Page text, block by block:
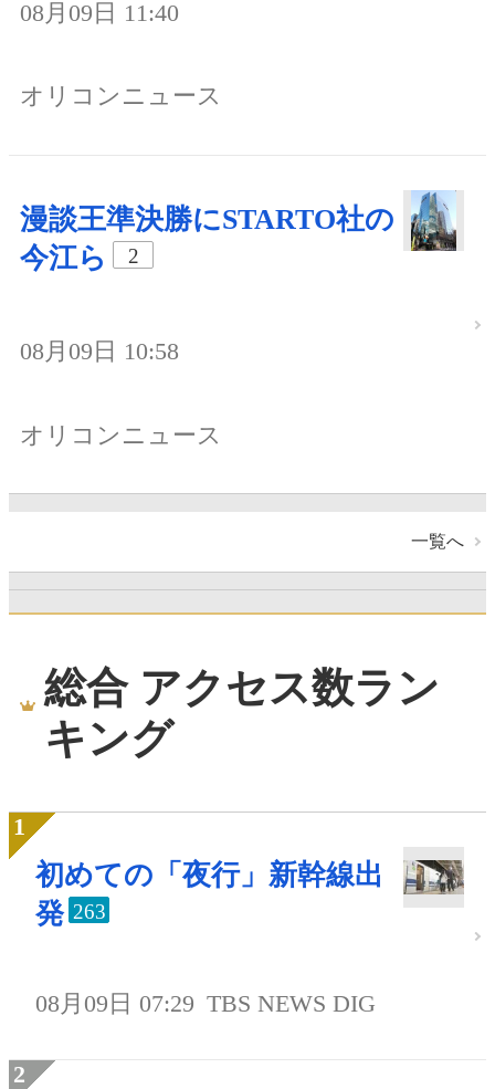
08月09日 11:40
オリコンニュース
漫談王準決勝にSTARTO社の
今江ら
2
08月09日 10:58
オリコンニュース
一覧へ
総合 アクセス数ラン
キング
初めての「夜行」新幹線出
発 263
08月09日 07:29 TBS NEWS DIG